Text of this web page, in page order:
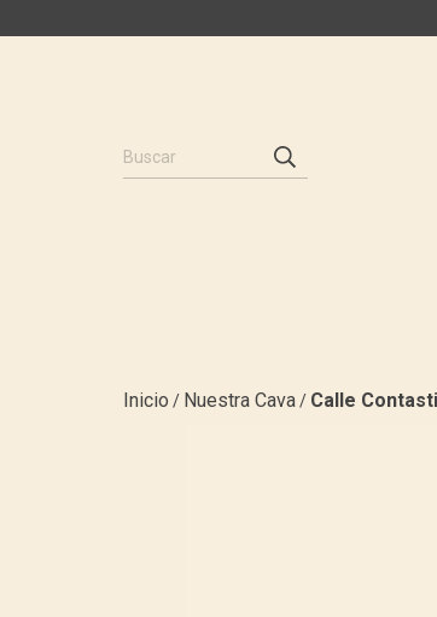
Inicio / Nuestra Cava/ Calle